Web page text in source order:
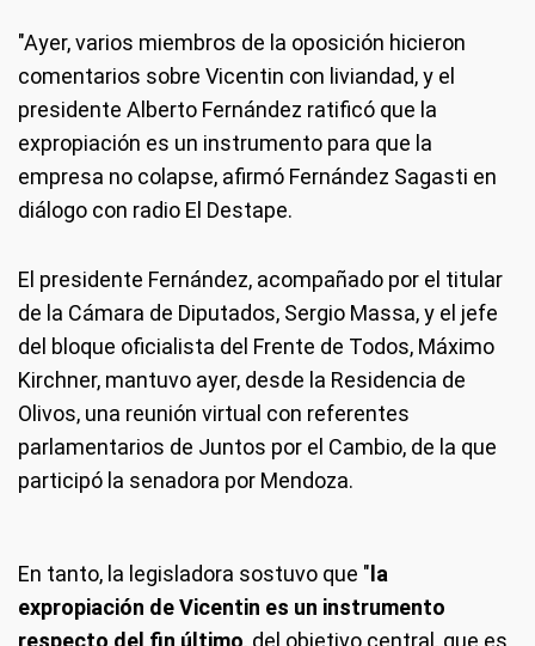
"Ayer, varios miembros de la oposición hicieron
comentarios sobre Vicentin con liviandad, y el
presidente Alberto Fernández ratificó que la
expropiación es un instrumento para que la
empresa no colapse, afirmó Fernández Sagasti en
diálogo con radio El Destape.
El presidente Fernández, acompañado por el titular
de la Cámara de Diputados, Sergio Massa, y el jefe
del bloque oficialista del Frente de Todos, Máximo
Kirchner, mantuvo ayer, desde la Residencia de
Olivos, una reunión virtual con referentes
parlamentarios de Juntos por el Cambio, de la que
participó la senadora por Mendoza.
En tanto, la legisladora sostuvo que " la
expropiación de Vicentin es un instrumento
respecto del fin último, del objetivo central, que es